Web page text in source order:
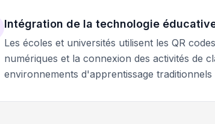
Intégration de la technologie
Les écoles et universités utilisent les QR
numériques et la connexion des activités de
environnements d'apprentissage traditionnels